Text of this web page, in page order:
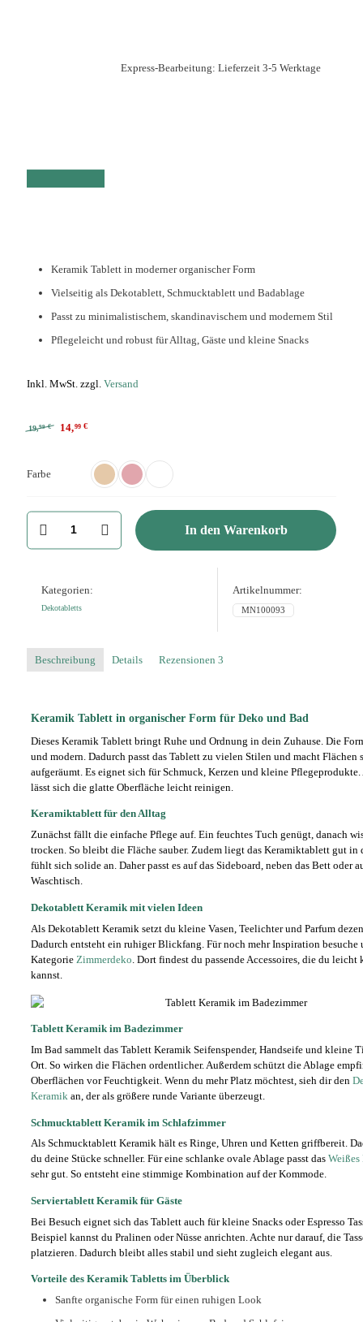
Express-Bearbeitung: Lieferzeit 3-5 Werktage
Keramik Tablett in moderner organischer Form
Vielseitig als Dekotablett, Schmucktablett und Badablage
Passt zu minimalistischem, skandinavischem und modernem Stil
Pflegeleicht und robust für Alltag, Gäste und kleine Snacks
Inkl. MwSt. zzgl. Versand
19,99 € 14,99 €
Farbe
Keramik
in
Bad
Menge
In den Warenkorb
Kategorien:
Dekotabletts
Artikelnummer:
MN100093
Beschreibung Details Rezensionen 3
Keramik Tablett in organischer Form für Deko und Bad
Dieses Keramik Tablett bringt Ruhe und Ordnung in dein Zuhause. Die
und modern. Dadurch passt das Tablett zu vielen Stilen und macht Flächen
aufgeräumt. Es eignet sich für Schmuck, Kerzen und kleine Pflegeprodukte.
lässt sich die glatte Oberfläche leicht reinigen.
Keramiktablett für den Alltag
Zunächst fällt die einfache Pflege auf. Ein feuchtes Tuch genügt, danach
trocken. So bleibt die Fläche sauber. Zudem liegt das Keramiktablett gut in
fühlt sich solide an. Daher passt es auf das Sideboard, neben das Bett oder
Waschtisch.
Dekotablett Keramik mit vielen Ideen
Als Dekotablett Keramik setzt du kleine Vasen, Teelichter und Parfum
Dadurch entsteht ein ruhiger Blickfang. Für noch mehr Inspiration besuche
Kategorie Zimmerdeko . Dort findest du passende Accessoires, die du
kannst.
Tablett Keramik im Badezimmer
Im Bad sammelt das Tablett Keramik Seifenspender, Handseife und kleine
Ort. So wirken die Flächen ordentlicher. Außerdem schützt die Ablage
Oberflächen vor Feuchtigkeit. Wenn du mehr Platz möchtest, sieh dir den
Keramik an, der als größere runde Variante überzeugt.
Schmucktablett Keramik im Schlafzimmer
Als Schmucktablett Keramik hält es Ringe, Uhren und Ketten griffbereit.
du deine Stücke schneller. Für eine schlanke ovale Ablage passt das
sehr gut. So entsteht eine stimmige Kombination auf der Kommode.
Serviertablett Keramik für Gäste
Bei Besuch eignet sich das Tablett auch für kleine Snacks oder Espresso
Beispiel kannst du Pralinen oder Nüsse anrichten. Achte nur darauf, die
platzieren. Dadurch bleibt alles stabil und sieht zugleich elegant aus.
Vorteile des Keramik Tabletts im Überblick
Sanfte organische Form für einen ruhigen Look